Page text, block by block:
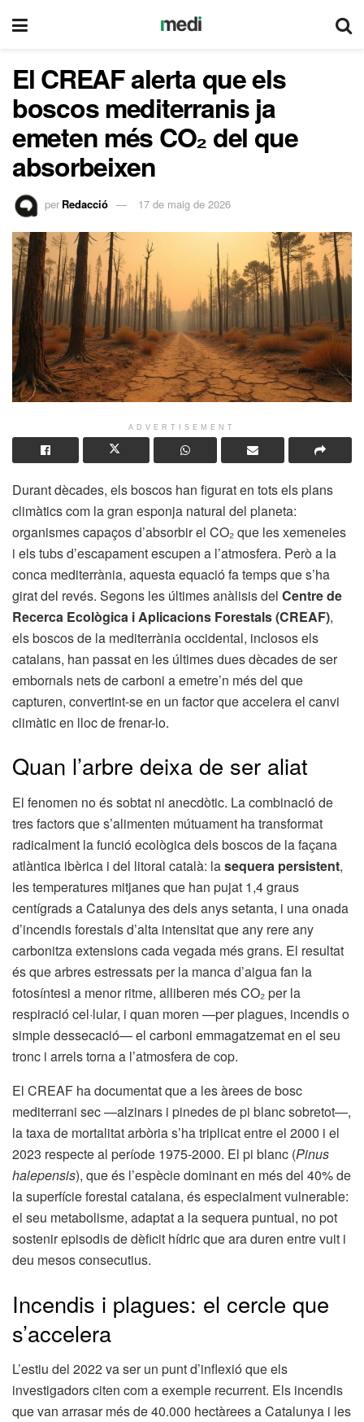
El CREAF alerta que els
boscos mediterranis ja
emeten més CO₂ del que
absorbeixen
per Redacció 17 de maig de 2026
ADVERTISEMENT
Durant dècades, els boscos han figurat en tots els plans
climàtics com la gran esponja natural del planeta:
organismes capaços d’absorbir el CO₂ que les xemeneies
i els tubs d’escapament escupen a l’atmosfera. Però a la
conca mediterrània, aquesta equació fa temps que s’ha
girat del revés. Segons les últimes anàlisis del Centre de
Recerca Ecològica i Aplicacions Forestals (CREAF),
els boscos de la mediterrània occidental, inclosos els
catalans, han passat en les últimes dues dècades de ser
embornals nets de carboni a emetre’n més del que
capturen, convertint-se en un factor que accelera el canvi
climàtic en lloc de frenar-lo.
Quan l’arbre deixa de ser aliat
El fenomen no és sobtat ni anecdòtic. La combinació de
tres factors que s’alimenten mútuament ha transformat
radicalment la funció ecològica dels boscos de la façana
atlàntica ibèrica i del litoral català: lasequera persistent,
les temperatures mitjanes que han pujat 1,4 graus
centígrads a Catalunya des dels anys setanta, i una onada
d’incendis forestals d’alta intensitat que any rere any
carbonitza extensions cada vegada més grans. El resultat
és que arbres estressats per la manca d’aigua fan la
fotosíntesi a menor ritme, alliberen més CO₂ per la
respiració cel·lular, i quan moren —per plagues, incendis o
simple dessecació— el carboni emmagatzemat en el seu
tronc i arrels torna a l’atmosfera de cop.
El CREAF ha documentat que a les àrees de bosc
mediterrani sec —alzinars i pinedes de pi blanc sobretot—,
la taxa de mortalitat arbòria s’ha triplicat entre el 2000 i el
2023 respecte al període 1975-2000. El pi blanc (Pinus
halepensis), que és l’espècie dominant en més del 40% de
la superfície forestal catalana, és especialment vulnerable:
el seu metabolisme, adaptat a la sequera puntual, no pot
sostenir episodis de dèficit hídric que ara duren entre vuit i
deu mesos consecutius.
Incendis i plagues: el cercle que
s’accelera
L’estiu del 2022 va ser un punt d’inflexió que els
investigadors citen com a exemple recurrent. Els incendis
que van arrasar més de 40.000 hectàrees a Catalunya i les